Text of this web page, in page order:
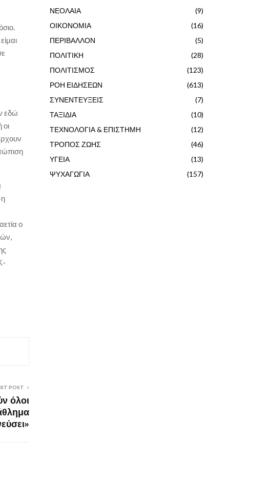
εδώ
οι
ο
POST
όλοι
ΝΕΟΛΑΙΑ
(9)
ΟΙΚΟΝΟΜΙΑ
(16)
ΠΕΡΙΒΑΛΛΟΝ
(5)
ΠΟΛΙΤΙΚΗ
(28)
ΠΟΛΙΤΙΣΜΟΣ
(123)
ΡΟΗ ΕΙΔΗΣΕΩΝ
(613)
ΣΥΝΕΝΤΕΥΞΕΙΣ
(7)
ΤΑΞΙΔΙΑ
(10)
ΤΕΧΝΟΛΟΓΙΑ & ΕΠΙΣΤΗΜΗ
(12)
ΤΡΟΠΟΣ ΖΩΗΣ
(46)
ΥΓΕΙΑ
(13)
ΨΥΧΑΓΩΓΙΑ
(157)